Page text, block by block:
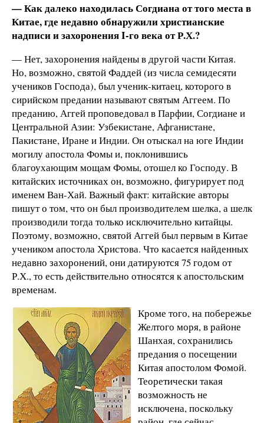
— Как далеко находилась Согдиана от того места в
Китае, где недавно обнаружили христианские
надписи и захоронения I-го века от Р.Х.?
— Нет, захоронения найдены в другой части Китая.
Но, возможно, святой Фаддей (из числа семидесяти
учеников Господа), был ученик-китаец, которого в
сирийском предании называют святым Аггеем. По
преданию, Аггей проповедовал в Парфии, Согдиане и
Центральной Азии: Узбекистане, Афганистане,
Пакистане, Иране и Индии. Он отыскал на юге Индии
могилу апостола Фомы и, поклонившись
благоухающим мощам Фомы, отошел ко Господу. В
китайских источниках он, возможно, фигурирует под
именем Ван-Хай. Важный факт: китайские авторы
пишут о том, что он был производителем шелка, а шелк
производили тогда только исключительно китайцы.
Поэтому, возможно, святой Аггей был первым в Китае
учеником апостола Христова. Что касается найденных
недавно захоронений, они датируются 75 годом от
Р.Х., то есть действительно относятся к апостольским
временам.
Кроме того, на побережье
Желтого моря, в районе
Шанхая, сохранились
предания о посещении
Китая апостолом Фомой.
Теоретически такая
возможность не
исключена, поскольку